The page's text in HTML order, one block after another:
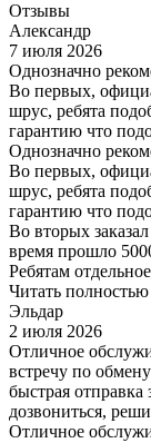
Отзывы
Александр
7 июля 2026
Однозначно
Во первых,
шрус, ребята
гарантию что
Однозначно
Во первых,
шрус, ребята
гарантию что
Во вторых
время прошло
Ребятам
Читать полностью
Эльдар
2 июля 2026
Отличное
встречу по
быстрая
дозвониться,
Отличное